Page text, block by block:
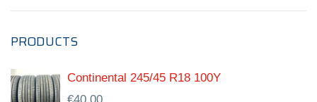
PRODUCTS
Continental 245/45 R18 100Y